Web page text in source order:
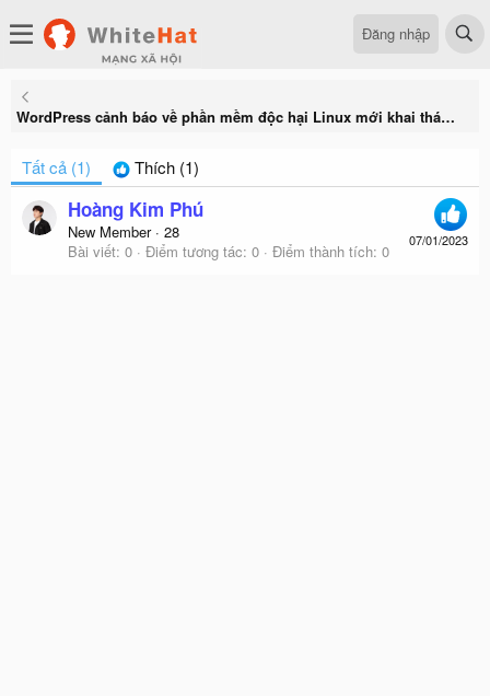
Đăng nhập
WordPress cảnh báo về phần mềm độc hại Linux mới khai thác hơn hai chục lỗ hổng CMS
Tất cả (1) Thích (1)
07/01/2023
Hoàng Kim Phú
New Member · 28
Bài viết 0 Điểm tương tác 0 Điểm thành tích 0